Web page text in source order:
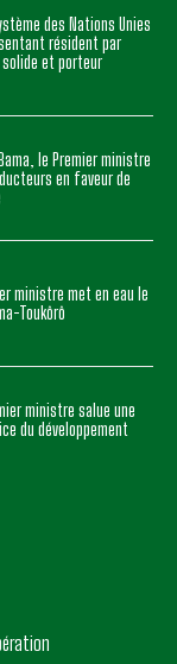
des Nations Unies
résident par
et porteur
le Premier ministre
en faveur de
ministre met en eau le
Toukôrô
ministre salue une
du développement